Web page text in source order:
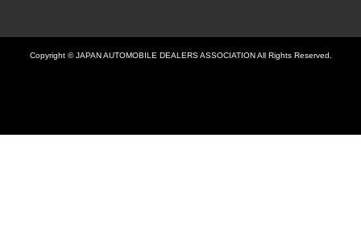
Copyright © JAPAN AUTOMOBILE DEALERS ASSOCIATION All Rights Reserved.